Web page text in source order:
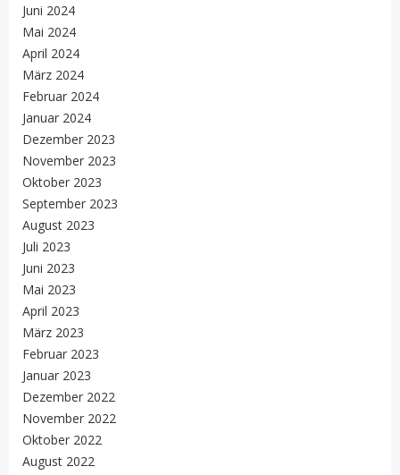
Juni 2024
Mai 2024
April 2024
März 2024
Februar 2024
Januar 2024
Dezember 2023
November 2023
Oktober 2023
September 2023
August 2023
Juli 2023
Juni 2023
Mai 2023
April 2023
März 2023
Februar 2023
Januar 2023
Dezember 2022
November 2022
Oktober 2022
August 2022